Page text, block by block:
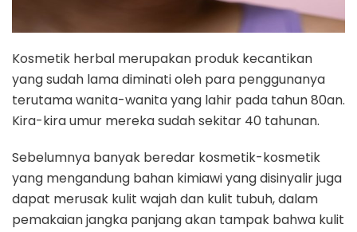
Kosmetik herbal merupakan produk kecantikan
yang sudah lama diminati oleh para penggunanya
terutama wanita-wanita yang lahir pada tahun 80an.
Kira-kira umur mereka sudah sekitar 40 tahunan.
Sebelumnya banyak beredar kosmetik-kosmetik
yang mengandung bahan kimiawi yang disinyalir juga
dapat merusak kulit wajah dan kulit tubuh, dalam
pemakaian jangka panjang akan tampak bahwa kulit